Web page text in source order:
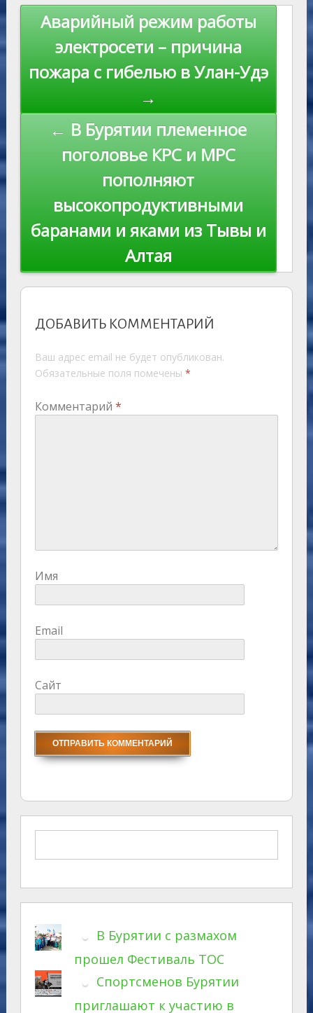
s
ni
ki
n
al
p
n
k
Навигация
Аварийный режим работы
электросети – причина
пожара с гибелью в Улан-Удэ
→
← В Бурятии племенное
поголовье КРС и МРС
пополняют
высокопродуктивными
баранами и яками из Тывы и
Алтая
ДОБАВИТЬ КОММЕНТАРИЙ
Ваш адрес email не будет опубликован.
Обязательные поля помечены *
Комментарий *
Имя
Email
Сайт
В Бурятии с размахом
прошел Фестиваль ТОС
Спортсменов Бурятии
приглашают к участию в